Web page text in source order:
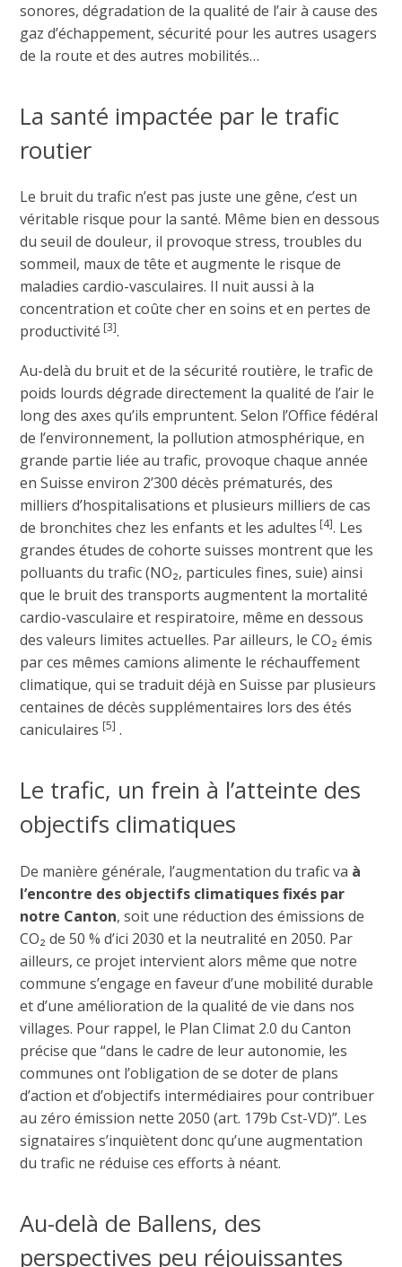
sonores, dégradation de la qualité de l’air à cause des
gaz d’échappement, sécurité pour les autres usagers
de la route et des autres mobilités…
La santé impactée par le trafic
routier
Le bruit du trafic n’est pas juste une gêne, c’est un
véritable risque pour la santé. Même bien en dessous
du seuil de douleur, il provoque stress, troubles du
sommeil, maux de tête et augmente le risque de
maladies cardio-vasculaires. Il nuit aussi à la
concentration et coûte cher en soins et en pertes de
productivité [3].
Au-delà du bruit et de la sécurité routière, le trafic de
poids lourds dégrade directement la qualité de l’air le
long des axes qu’ils empruntent. Selon l’Office fédéral
de l’environnement, la pollution atmosphérique, en
grande partie liée au trafic, provoque chaque année
en Suisse environ 2’300 décès prématurés, des
milliers d’hospitalisations et plusieurs milliers de cas
de bronchites chez les enfants et les adultes [4]. Les
grandes études de cohorte suisses montrent que les
polluants du trafic (NO₂, particules fines, suie) ainsi
que le bruit des transports augmentent la mortalité
cardio-vasculaire et respiratoire, même en dessous
des valeurs limites actuelles. Par ailleurs, le CO₂ émis
par ces mêmes camions alimente le réchauffement
climatique, qui se traduit déjà en Suisse par plusieurs
centaines de décès supplémentaires lors des étés
caniculaires [5] .
Le trafic, un frein à l’atteinte des
objectifs climatiques
De manière générale, l’augmentation du trafic va à
l’encontre des objectifs climatiques fixés par
notre Canton, soit une réduction des émissions de
CO₂ de 50 % d’ici 2030 et la neutralité en 2050. Par
ailleurs, ce projet intervient alors même que notre
commune s’engage en faveur d’une mobilité durable
et d’une amélioration de la qualité de vie dans nos
villages. Pour rappel, le Plan Climat 2.0 du Canton
précise que “dans le cadre de leur autonomie, les
communes ont l’obligation de se doter de plans
d’action et d’objectifs intermédiaires pour contribuer
au zéro émission nette 2050 (art. 179b Cst-VD)”. Les
signataires s’inquiètent donc qu’une augmentation
du trafic ne réduise ces efforts à néant.
Au-delà de Ballens, des
perspectives peu réjouissantes